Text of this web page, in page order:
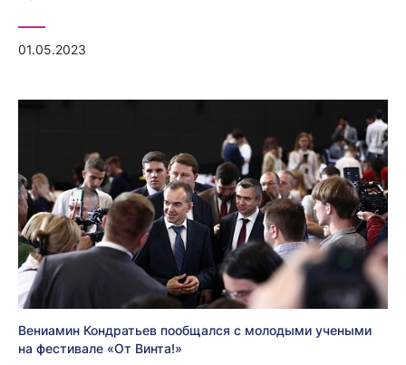
01.05.2023
Вениамин Кондратьев пообщался с молодыми учеными
на фестивале «От Винта!»